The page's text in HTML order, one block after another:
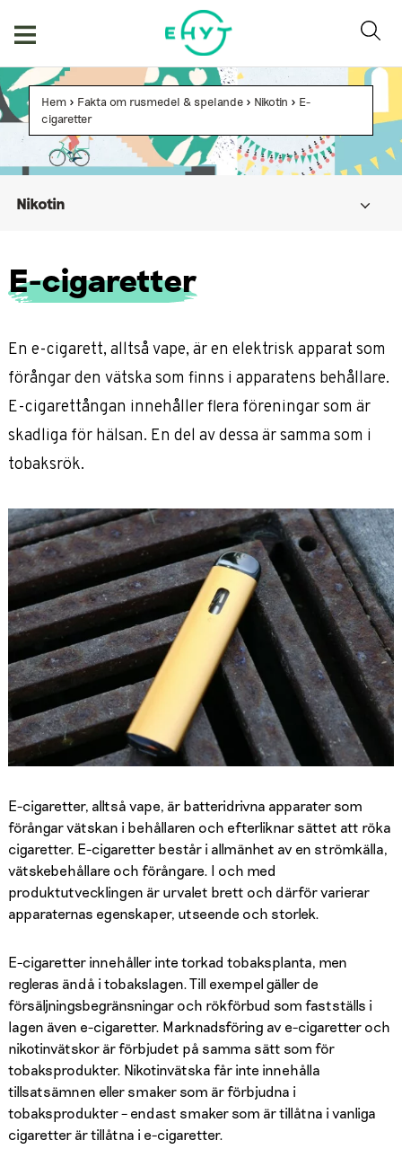
Hem > Fakta om rusmedel & spelande > Nikotin > E-
cigaretter
Nikotin
Snus
Nikotinpåsar
Förebyggande arbete och stöd för att sluta använda
E-cigaretter
En e-cigarett, alltså vape, är en elektrisk apparat som
förångar den vätska som finns i apparatens behållare.
E-cigarettångan innehåller flera föreningar som är
skadliga för hälsan. En del av dessa är samma som i
tobaksrök.
E-cigaretter, alltså vape, är batteridrivna apparater som
förångar vätskan i behållaren och efterliknar sättet att röka
cigaretter. E-cigaretter består i allmänhet av en strömkälla,
vätskebehållare och förångare. I och med
produktutvecklingen är urvalet brett och därför varierar
apparaternas egenskaper, utseende och storlek.
E-cigaretter innehåller inte torkad tobaksplanta, men
regleras ändå i tobakslagen. Till exempel gäller de
försäljningsbegränsningar och rökförbud som fastställs i
lagen även e-cigaretter. Marknadsföring av e-cigaretter och
nikotinvätskor är förbjudet på samma sätt som för
tobaksprodukter. Nikotinvätska får inte innehålla
tillsatsämnen eller smaker som är förbjudna i
tobaksprodukter – endast smaker som är tillåtna i vanliga
cigaretter är tillåtna i e-cigaretter.